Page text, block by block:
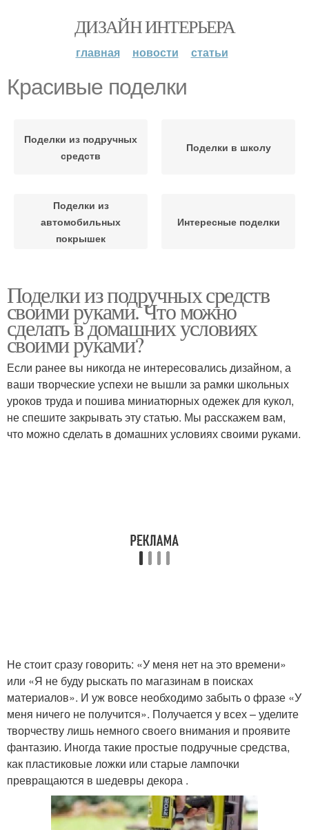
ДИЗАЙН ИНТЕРЬЕРА
главная новости статьи
Красивые поделки
Поделки из подручных
средств
Поделки в школу
Поделки из
автомобильных
покрышек
Интересные поделки
Поделки из подручных средств
своими руками. Что можно
сделать в домашних условиях
своими руками?
Если ранее вы никогда не интересовались дизайном, а
ваши творческие успехи не вышли за рамки школьных
уроков труда и пошива миниатюрных одежек для кукол,
не спешите закрывать эту статью. Мы расскажем вам,
что можно сделать в домашних условиях своими руками.
Не стоит сразу говорить: «У меня нет на это времени»
или «Я не буду рыскать по магазинам в поисках
материалов». И уж вовсе необходимо забыть о фразе «У
меня ничего не получится». Получается у всех – уделите
творчеству лишь немного своего внимания и проявите
фантазию. Иногда такие простые подручные средства,
как пластиковые ложки или старые лампочки
превращаются в шедевры декора .